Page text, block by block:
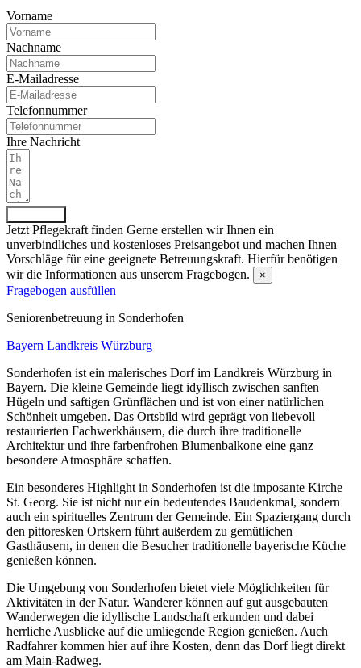
Vorname
Nachname
E-Mailadresse
Telefonnummer
Ihre Nachricht
Jetzt Pflegekraft finden Gerne erstellen wir Ihnen ein
unverbindliches und kostenloses Preisangebot und machen Ihnen
Vorschläge für eine geeignete Betreuungskraft. Hierfür benötigen
wir die Informationen aus unserem Fragebogen.
×
Fragebogen ausfüllen
Senioren­betreuung in Sonderhofen
Bayern Landkreis Würzburg
Sonderhofen ist ein malerisches Dorf im Landkreis Würzburg in
Bayern. Die kleine Gemeinde liegt idyllisch zwischen sanften
Hügeln und saftigen Grünflächen und ist von einer natürlichen
Schönheit umgeben. Das Ortsbild wird geprägt von liebevoll
restaurierten Fachwerkhäusern, die durch ihre traditionelle
Architektur und ihre farbenfrohen Blumenbalkone eine ganz
besondere Atmosphäre schaffen.
Ein besonderes Highlight in Sonderhofen ist die imposante Kirche
St. Georg. Sie ist nicht nur ein bedeutendes Baudenkmal, sondern
auch ein spirituelles Zentrum der Gemeinde. Ein Spaziergang durch
den pittoresken Ortskern führt außerdem zu gemütlichen
Gasthäusern, in denen die Besucher traditionelle bayerische Küche
genießen können.
Die Umgebung von Sonderhofen bietet viele Möglichkeiten für
Aktivitäten in der Natur. Wanderer können auf gut ausgebauten
Wanderwegen die idyllische Landschaft erkunden und dabei
herrliche Ausblicke auf die umliegende Region genießen. Auch
Radfahrer kommen hier auf ihre Kosten, denn das Dorf liegt direkt
am Main-Radweg.